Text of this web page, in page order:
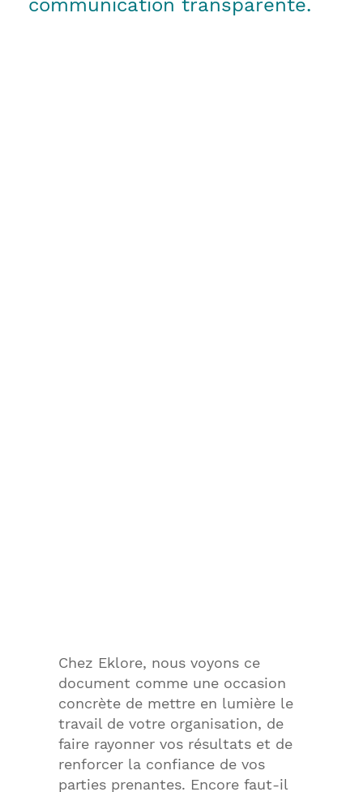
communication transparente.
Chez Eklore, nous voyons ce
document comme une occasion
concrète de mettre en lumière le
travail de votre organisation, de
faire rayonner vos résultats et de
renforcer la confiance de vos
parties prenantes. Encore faut-il